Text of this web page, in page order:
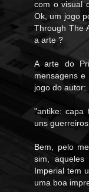
com o visual
Ok, um jogo
Through The
a arte ?
A arte do
mensagens
jogo do autor:
"antike: capa
uns
Bem, pelo
sim,
Imperial tem
uma boa